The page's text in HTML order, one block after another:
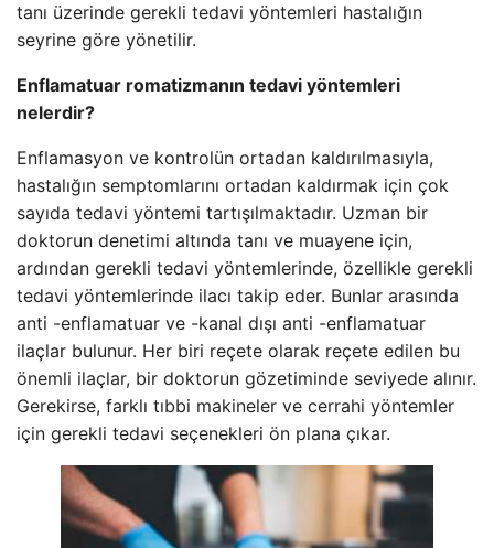
tanı üzerinde gerekli tedavi yöntemleri hastalığın
seyrine göre yönetilir.
Enflamatuar romatizmanın tedavi yöntemleri
nelerdir?
Enflamasyon ve kontrolün ortadan kaldırılmasıyla,
hastalığın semptomlarını ortadan kaldırmak için çok
sayıda tedavi yöntemi tartışılmaktadır. Uzman bir
doktorun denetimi altında tanı ve muayene için,
ardından gerekli tedavi yöntemlerinde, özellikle gerekli
tedavi yöntemlerinde ilacı takip eder. Bunlar arasında
anti -enflamatuar ve -kanal dışı anti -enflamatuar
ilaçlar bulunur. Her biri reçete olarak reçete edilen bu
önemli ilaçlar, bir doktorun gözetiminde seviyede alınır.
Gerekirse, farklı tıbbi makineler ve cerrahi yöntemler
için gerekli tedavi seçenekleri ön plana çıkar.